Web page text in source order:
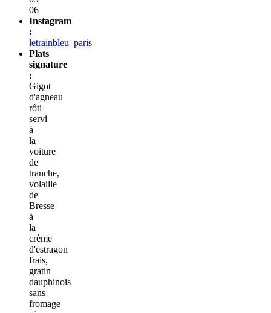
06
Instagram
:
letrainbleu_paris
Plats
signature
:
Gigot
d'agneau
rôti
servi
à
la
voiture
de
tranche,
volaille
de
Bresse
à
la
crème
d'estragon
frais,
gratin
dauphinois
sans
fromage